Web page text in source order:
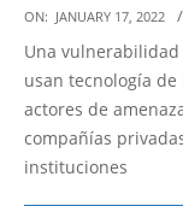
2022-
01-
ON: JANUARY 17, 2022
Una
usan tecnología
actores de
compañías
instituciones